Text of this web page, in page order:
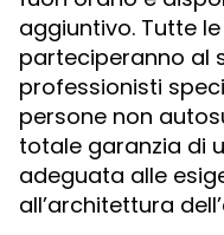
aggiuntivo. Tutte
parteciperanno al
professionisti
persone non
totale garanzia di
adeguata alle
all’architettura